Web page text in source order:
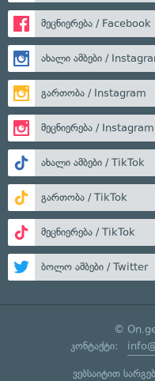
მეცნიერება / Facebook
ახალი ამბები /
გართობა / Instagram
მეცნიერება / Instagram
ახალი ამბები / TikTok
გართობა / TikTok
მეცნიერება / TikTok
ბოლო ამბები / Twitter
©
კონტაქტი:
ვებსაიტით